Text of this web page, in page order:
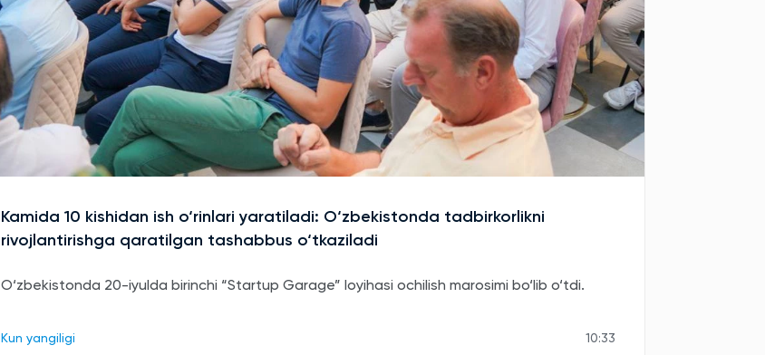
Kamida 10 kishidan ish o‘rinlari yaratiladi: O‘zbekistonda tadbirkorlikni
rivojlantirishga qaratilgan tashabbus o‘tkaziladi
O‘zbekistonda 20-iyulda birinchi “Startup Garage” loyihasi ochilish marosimi bo‘lib o‘tdi.
Kun yangiligi 10:33